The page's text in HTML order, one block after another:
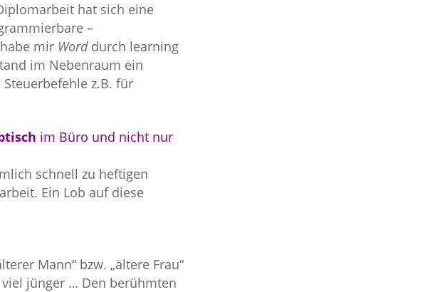
hat sich eine
–
mir Worddurch learning
im Nebenraum ein
z.B. für
im Büro und nicht nur
schnell zu heftigen
Ein Lob auf diese
Mann“ bzw. „ältere Frau“
jünger … Den berühmten